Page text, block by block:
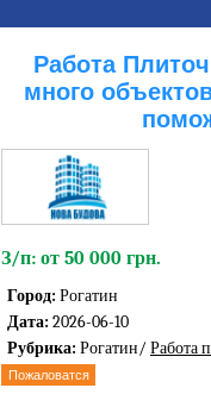
Работа
много
З/п: от 50 000 грн.
Город: Рогатин
Дата: 2026-06-10
Рубрика: Рогатин/ Работа
Пожаловатся